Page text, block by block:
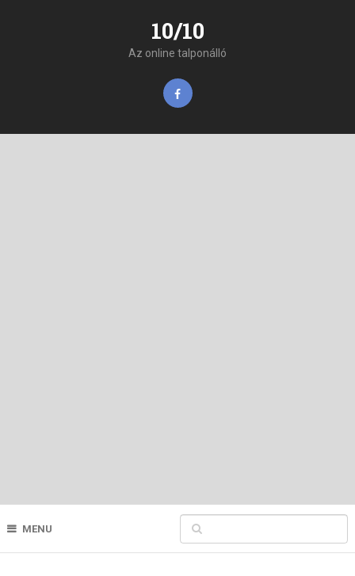
10/10
Az online talponálló
MENU